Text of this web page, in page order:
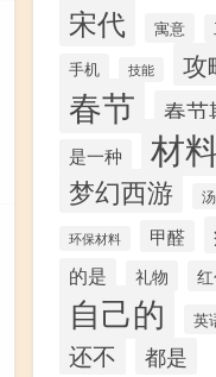
宋代 寓意
手机 技能 攻
春节 春节
是一种 材
梦幻西游
环保材料 甲醛
的是 礼物
自己的 英
还不 都是